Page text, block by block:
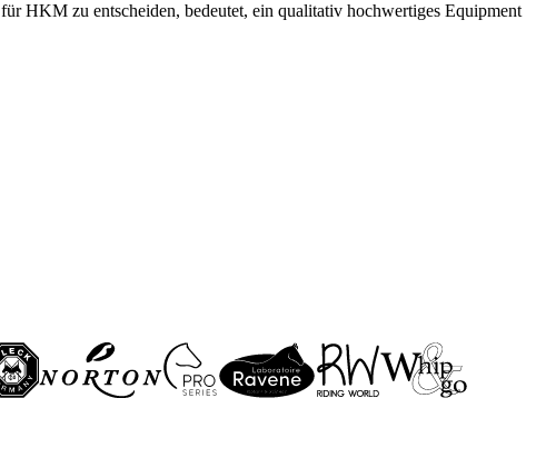
HKM zu entscheiden, bedeutet, ein qualitativ hochwertiges Equipment